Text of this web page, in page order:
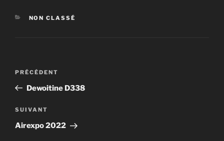
NON CLASSÉ
PRÉCÉDENT
Dewoitine D338
SUIVANT
Airexpo 2022